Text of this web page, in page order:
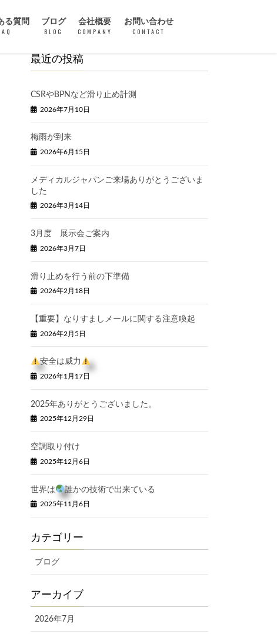
る質問 ブログ
BLOG
会社概要
COMPANY
お問い合わせ
CONTACT
最近の投稿
CSRやBPNなど滑り止め計測
2026年7月10日
梅雨が到来
2026年6月15日
メディカルジャパンご来場ありがとうございま
した
2026年3月14日
3月度 展示会ご案内
2026年3月7日
滑り止めを行う前の下準備
2026年2月18日
【重要】なりすましメールに関する注意喚起
2026年2月5日
安全は威力
2026年1月17日
2025年ありがとうございました。
2025年12月29日
空調取り付け
2025年12月6日
世界は 誰かの技術で出来ている
2025年11月6日
カテゴリー
ブログ
アーカイブ
2026年7月